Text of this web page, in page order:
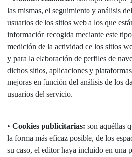
las mismas, el seguimiento y análisis
usuarios de los sitios web a los que
información recogida mediante este
medición de la actividad de los sitios
y para la elaboración de perfiles de
dichos sitios, aplicaciones y
mejoras en función del análisis de los
usuarios del servicio.
• Cookies publicitarias: son aquéllas
la forma más eficaz posible, de los
su caso, el editor haya incluido en una